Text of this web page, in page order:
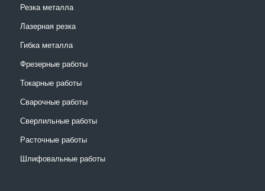
Резка металла
Лазерная резка
Гибка металла
Фрезерные работы
Токарные работы
Сварочные работы
Сверлильные работы
Расточные работы
Шлифовальные работы